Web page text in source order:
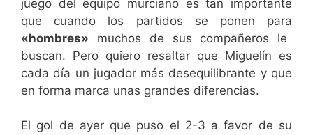
juego del equipo murciano es tan importante
que cuando los partidos se ponen para
«hombres» muchos de sus compañeros le
buscan. Pero quiero resaltar que Miguelín es
cada día un jugador más desequilibrante y que
en forma marca unas grandes diferencias.
El gol de ayer que puso el 2-3 a favor de su